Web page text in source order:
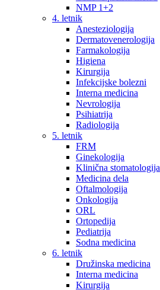
NMP 1+2
4. letnik
Anesteziologija
Dermatovenerologija
Farmakologija
Higiena
Kirurgija
Infekcijske bolezni
Interna medicina
Nevrologija
Psihiatrija
Radiologija
5. letnik
FRM
Ginekologija
Klinična stomatologija
Medicina dela
Oftalmologija
Onkologija
ORL
Ortopedija
Pediatrija
Sodna medicina
6. letnik
Družinska medicina
Interna medicina
Kirurgija